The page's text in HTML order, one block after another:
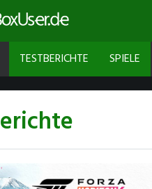
TESTBERICHTE SPIELE